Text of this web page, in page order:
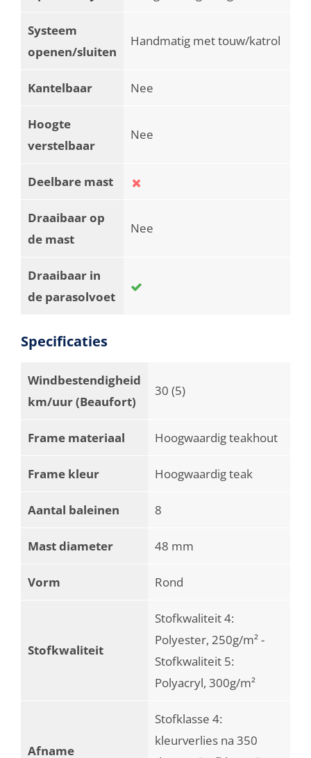
Systeem
openen/sluiten
Handmatig met touw/katrol
Kantelbaar Nee
Hoogte
verstelbaar
Nee
Deelbare mast
Draaibaar op
de mast
Nee
Draaibaar in
de parasolvoet
Specificaties
Windbestendigheid
km/uur (Beaufort)
30 (5)
Frame materiaal Hoogwaardig teakhout
Frame kleur Hoogwaardig teak
Aantal baleinen 8
Mast diameter 48 mm
Vorm Rond
Stofkwaliteit
Stofkwaliteit 4:
Polyester, 250g/m² -
Stofkwaliteit 5:
Polyacryl, 300g/m²
Afname
Stofklasse 4:
kleurverlies na 350